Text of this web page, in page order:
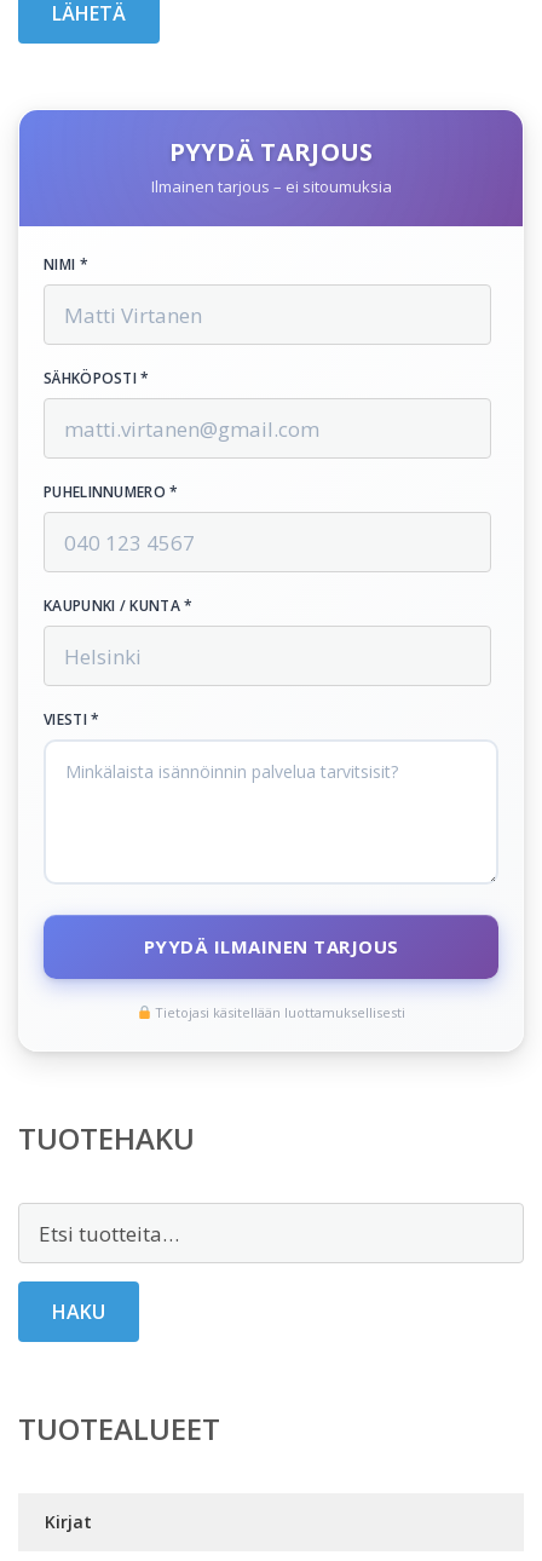
PYYDÄ TARJOUS
Ilmainen tarjous – ei sitoumuksia
NIMI *
SÄHKÖPOSTI *
PUHELINNUMERO *
KAUPUNKI / KUNTA *
VIESTI *
PYYDÄ ILMAINEN TARJOUS
Tietojasi käsitellään luottamuksellisesti
TUOTEHAKU
HAKU
TUOTEALUEET
Kirjat